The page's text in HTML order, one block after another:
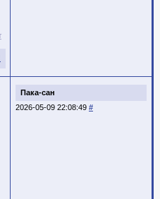
Пака-сан
2026-05-09 22:08:49 #